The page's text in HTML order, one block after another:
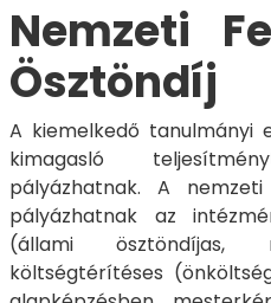
Nemzeti
Ösztöndíj
A kiemelkedő tanulmányi
kimagasló
pályázhatnak. A
pályázhatnak az
(állami ösztöndíjas,
költségtérítéses